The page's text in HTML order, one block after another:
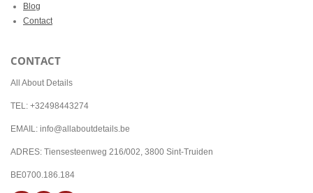
Blog
Contact
CONTACT
All About Details
TEL: +32498443274
EMAIL: info@allaboutdetails.be
ADRES: Tiensesteenweg 216/002, 3800 Sint-Truiden
BE0700.186.184